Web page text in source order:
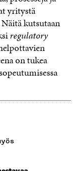
yritystä
kutsutaan
regulatory
on tukea